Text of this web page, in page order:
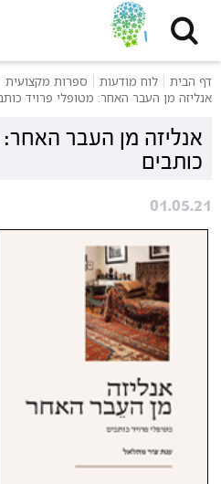
דף הבית לוח מודעות
ספרות מקצועית
אנליזה מן העבר האחר: מטופלי פרויד
אנליזה מן העבר האחר:
כותבים
01.05.21